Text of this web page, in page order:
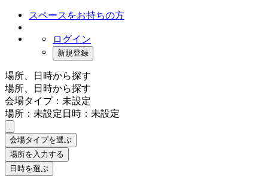
スペースをお持ちの方
ログイン
新規登録
場所、日時から探す
場所、日時から探す
会場タイプ：未設定
場所：未設定日時：未設定
会場タイプを選ぶ
場所を入力する
日時を選ぶ